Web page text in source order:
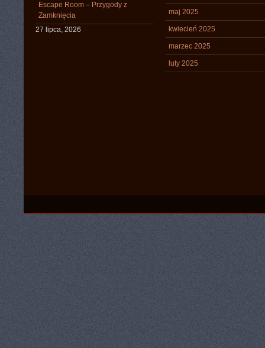
Escape Room – Przygody z
Zamknięcia
27 lipca, 2026
maj 2025
kwiecień 2025
marzec 2025
luty 2025